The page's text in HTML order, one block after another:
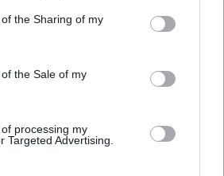
or usage behaviour. You may click to
to Google and its third-party tags to
specified purposes in below Google
the Sharing of my
the Sale of my
processing my
Targeted Advertising.
εργασίας
προβλέπεται για τα πρόστιμα